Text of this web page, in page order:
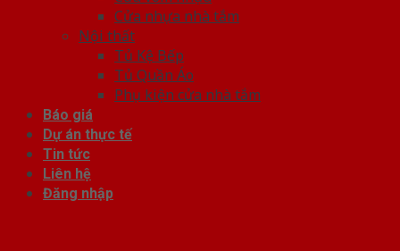
Cửa nhựa nhà tắm
Nội thất
Tủ Kệ Bếp
Tủ Quần Áo
Phụ kiện cửa nhà tắm
Báo giá
Dự án thực tế
Tin tức
Liên hệ
Đăng nhập